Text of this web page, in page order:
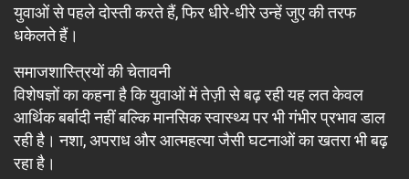
युवाओं से पहले दोस्ती करते हैं, फिर धीरे-धीरे उन्हें जुए की तरफ
धकेलते हैं।
समाजशास्त्रियों की चेतावनी
विशेषज्ञों का कहना है कि युवाओं में तेज़ी से बढ़ रही यह लत केवल
आर्थिक बर्बादी नहीं बल्कि मानसिक स्वास्थ्य पर भी गंभीर प्रभाव डाल
रही है। नशा, अपराध और आत्महत्या जैसी घटनाओं का खतरा भी बढ़
रहा है।